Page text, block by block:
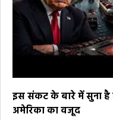
इस संकट के बारे में सुना है
अमेरिका का वजूद